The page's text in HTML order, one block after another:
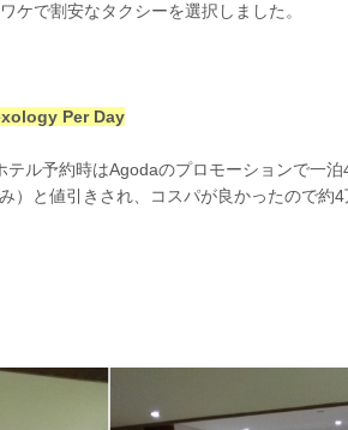
ケで割安なタクシーを選択しました。
Per Day
ル予約時はAgodaのプロモーションで一
）と値引きされ、コスパが良かったので約